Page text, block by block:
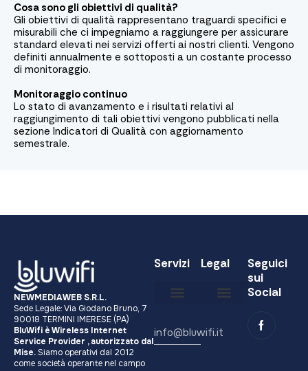
Cosa sono gli obiettivi di qualità?
Gli obiettivi di qualità rappresentano traguardi specifici e
misurabili che ci impegniamo a raggiungere per assicurare
standard elevati nei servizi offerti ai nostri clienti. Vengono
definiti annualmente e sottoposti a un costante processo
di monitoraggio.
Monitoraggio continuo
Lo stato di avanzamento e i risultati relativi al
raggiungimento di tali obiettivi vengono pubblicati nella
sezione Indicatori di Qualità con aggiornamento
semestrale.
NEWMEDIAWEB S.R.L.
Sede Legale: Via Giodano Bruno, 7
90018 TERMINI IMERESE (PA)
BluWifi è Wireless Internet
Service Provider , autorizzato dal
Mise.Siamo operativi dal 2012
come società operante nel campo
Servizi
info@bluwifi.it
Legal
Seguici
sui
Social